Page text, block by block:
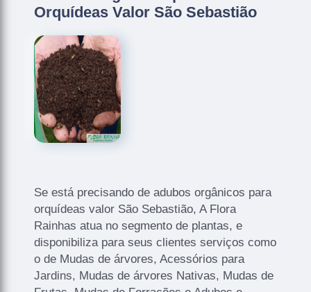
Orquídeas Valor São Sebastião
Se está precisando de adubos orgânicos para
orquídeas valor São Sebastião, A Flora
Rainhas atua no segmento de plantas, e
disponibiliza para seus clientes serviços como
o de Mudas de árvores, Acessórios para
Jardins, Mudas de árvores Nativas, Mudas de